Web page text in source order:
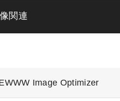
関連
Image Optimizer